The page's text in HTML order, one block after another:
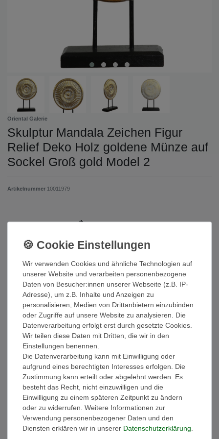
Oriental Galerie
Skulptur Mandala Zeichen Figur
Relief Deko Holz goldene Münze auf
Sockel Groß gold Model 2
Artikelnummer 10011979
29,90 EUR *
Inhalt1Stück
Sofort versandfertig
In den Warenkorb
Wunschliste
* inkl. ges. MwSt. zzgl.Versandkosten
Beschreibung
Technische Daten
Weitere Details
Wir verwenden Cookies und ähnliche Technologien auf
unserer Website und verarbeiten personenbezogene
Daten von Besucher:innen unserer Webseite (z.B. IP-
Adresse), um z.B. Inhalte und Anzeigen zu
personalisieren, Medien von Drittanbietern einzubinden
oder Zugriffe auf unsere Website zu analysieren. Die
Datenverarbeitung erfolgt erst durch gesetzte Cookies.
Wir teilen diese Daten mit Dritten, die wir in den
Einstellungen benennen.
Die Datenverarbeitung kann mit Einwilligung oder
aufgrund eines berechtigten Interesses erfolgen. Die
Zustimmung kann erteilt oder abgelehnt werden. Es
besteht das Recht, nicht einzuwilligen und die
Einwilligung zu einem späteren Zeitpunkt zu ändern
oder zu widerrufen. Weitere Informationen zur
Verwendung personenbezogener Daten und den
Diensten erklären wir in unserer Daten­schutz­erklärung